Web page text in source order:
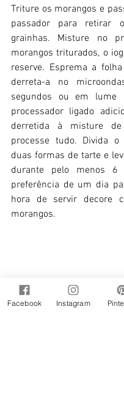
Triture os morangos e
passador para retirar
grainhas. Misture no
morangos triturados, o
reserve. Esprema a
derreta-a no
segundos ou em lume
processador ligado
derretida à misture
processe tudo. Divida o
duas formas de tarte e
durante pelo menos
preferência de um dia
hora de servir decore
morangos.
Facebook Instagram